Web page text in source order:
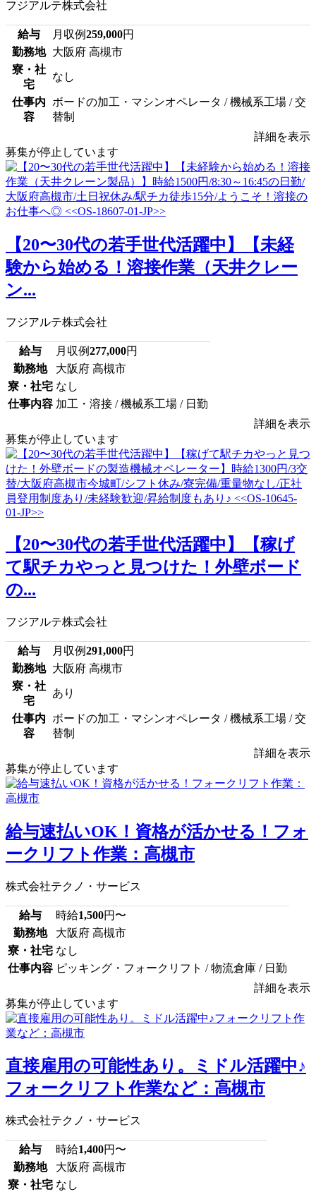
フジアルテ株式会社
給与 月収例259,000円
勤務地
大阪府 高槻市
寮・社
宅
なし
仕事内
容
ボードの加工・マシンオペレータ / 機械系工場 / 交
替制
詳細を表示
募集が停止しています
【20〜30代の若手世代活躍中】【未経
験から始める！溶接作業（天井クレー
ン...
フジアルテ株式会社
給与 月収例277,000円
勤務地
大阪府 高槻市
寮・社宅 なし
仕事内容 加工・溶接 / 機械系工場 / 日勤
詳細を表示
募集が停止しています
【20〜30代の若手世代活躍中】【稼げ
て駅チカやっと見つけた！外壁ボード
の...
フジアルテ株式会社
給与 月収例291,000円
勤務地
大阪府 高槻市
寮・社
宅
あり
仕事内
容
ボードの加工・マシンオペレータ / 機械系工場 / 交
替制
詳細を表示
募集が停止しています
給与速払いOK！資格が活かせる！フォ
ークリフト作業：高槻市
株式会社テクノ・サービス
給与 時給1,500円〜
勤務地
大阪府 高槻市
寮・社宅 なし
仕事内容 ピッキング・フォークリフト / 物流倉庫 / 日勤
詳細を表示
募集が停止しています
直接雇用の可能性あり。ミドル活躍中♪
フォークリフト作業など：高槻市
株式会社テクノ・サービス
給与 時給1,400円〜
勤務地
大阪府 高槻市
寮・社宅 なし